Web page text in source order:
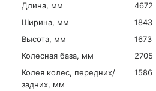
Длина, мм
4672
Ширина, мм
1843
Высота, мм
1673
Колесная база, мм
2705
Колея колес, передних/
задних, мм
1586